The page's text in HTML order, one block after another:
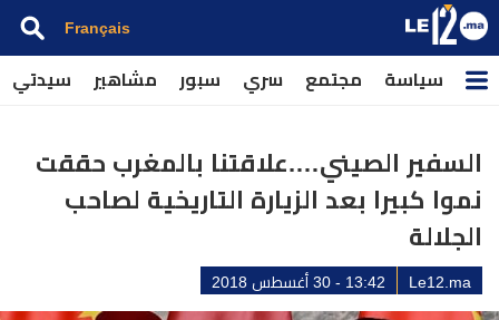
Français
سياسة مجتمع سري سبور مشاهير سيدتي
السفير الصيني….علاقتنا بالمغرب حققت
نموا كبيرا بعد الزيارة التاريخية لصاحب
الجلالة
Le12.ma 13:42 - 30 أغسطس 2018